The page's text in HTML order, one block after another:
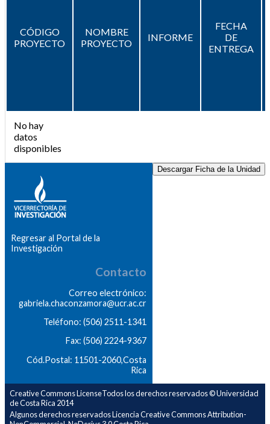
CÓDIGO
PROYECTO
NOMBRE
PROYECTO
INFORME
FECHA
DE
ENTREGA
No hay
datos
disponibles
Descargar Ficha de la Unidad
Regresar al Portal de la
Investigación
Contacto
Correo electrónico:
gabriela.chaconzamora@ucr.ac.cr
Teléfono: (506) 2511-1341
Fax: (506) 2224-9367
Cód.Postal: 11501-2060,Costa
Rica
Creative Commons LicenseTodos los derechos reservados © Universidad
de Costa Rica 2014
Algunos derechos reservados Licencia Creative Commons Attribution-